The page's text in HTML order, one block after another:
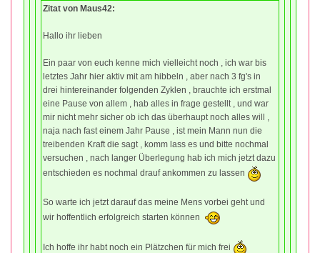
Zitat von Maus42:
Hallo ihr lieben
Ein paar von euch kenne mich vielleicht noch , ich war bis
letztes Jahr hier aktiv mit am hibbeln , aber nach 3 fg's in
drei hintereinander folgenden Zyklen , brauchte ich erstmal
eine Pause von allem , hab alles in frage gestellt , und war
mir nicht mehr sicher ob ich das überhaupt noch alles will ,
naja nach fast einem Jahr Pause , ist mein Mann nun die
treibenden Kraft die sagt , komm lass es und bitte nochmal
versuchen , nach langer Überlegung hab ich mich jetzt dazu
entschieden es nochmal drauf ankommen zu lassen
So warte ich jetzt darauf das meine Mens vorbei geht und
wir hoffentlich erfolgreich starten können
Ich hoffe ihr habt noch ein Plätzchen für mich frei